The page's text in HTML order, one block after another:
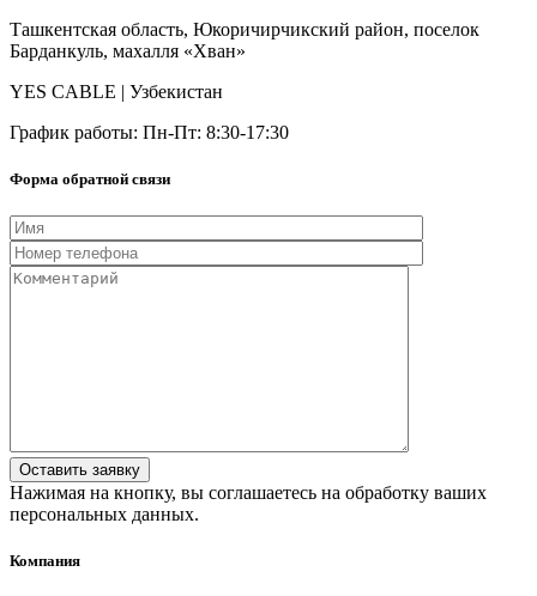
Ташкентская область, Юкоричирчикский район, поселок
Барданкуль, махалля «Хван»
YES CABLE | Узбекистан
График работы: Пн-Пт: 8:30-17:30
Форма обратной связи
Нажимая на кнопку, вы соглашаетесь на обработку ваших
персональных данных.
Компания